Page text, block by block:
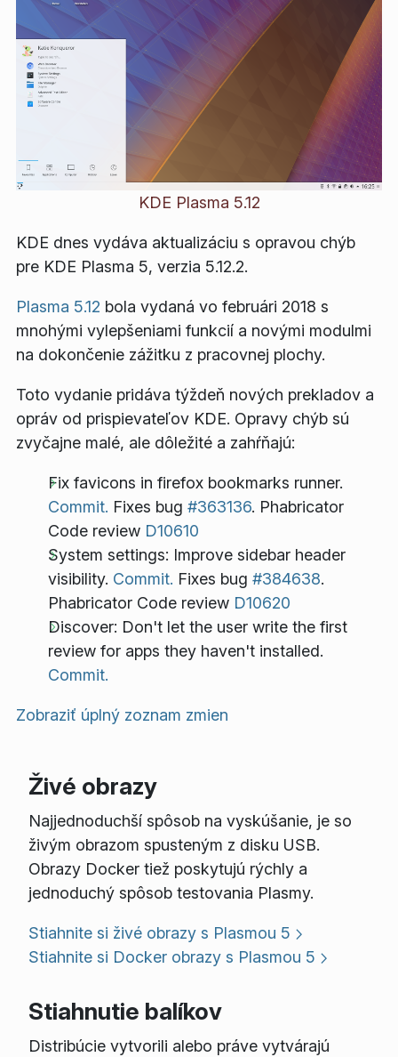
KDE Plasma 5.12
KDE dnes vydáva aktualizáciu s opravou chýb
pre KDE Plasma 5, verzia 5.12.2.
Plasma 5.12 bola vydaná vo februári 2018 s
mnohými vylepšeniami funkcií a novými modulmi
na dokončenie zážitku z pracovnej plochy.
Toto vydanie pridáva týždeň nových prekladov a
opráv od prispievateľov KDE. Opravy chýb sú
zvyčajne malé, ale dôležité a zahŕňajú:
Fix favicons in firefox bookmarks runner.
Commit. Fixes bug #363136. Phabricator
Code review D10610
System settings: Improve sidebar header
visibility. Commit. Fixes bug #384638.
Phabricator Code review D10620
Discover: Don't let the user write the first
review for apps they haven't installed.
Commit.
Zobraziť úplný zoznam zmien
Živé obrazy
Najjednoduchší spôsob na vyskúšanie, je so
živým obrazom spusteným z disku USB.
Obrazy Docker tiež poskytujú rýchly a
jednoduchý spôsob testovania Plasmy.
Stiahnite si živé obrazy s Plasmou 5
Stiahnite si Docker obrazy s Plasmou 5
Stiahnutie balíkov
Distribúcie vytvorili alebo práve vytvárajú